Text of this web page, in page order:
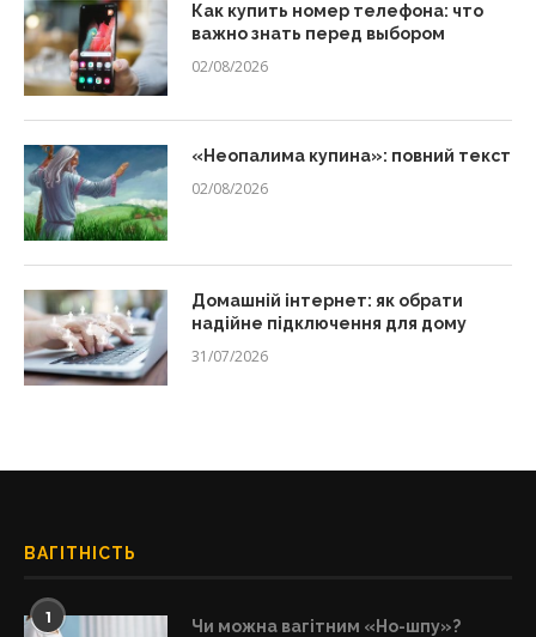
Как купить номер телефона: что
важно знать перед выбором
02/08/2026
«Неопалима купина»: повний текст
02/08/2026
Домашній інтернет: як обрати
надійне підключення для дому
31/07/2026
ВАГІТНІСТЬ
1 Чи можна вагітним «Но-шпу»?